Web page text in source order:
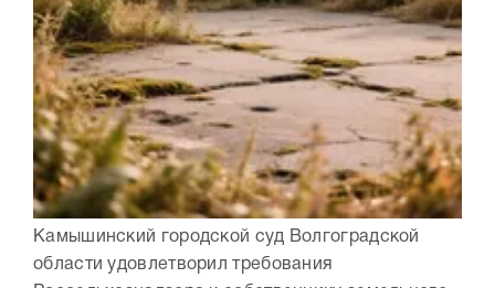
Камышинский городской суд Волгоградской
области удовлетворил требования